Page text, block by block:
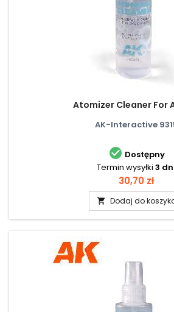
Atomizer Cleaner For
AK-Interactive
 Dostępny
Termin wysyłki 3
Cena
30,70 zł
 Dodaj do